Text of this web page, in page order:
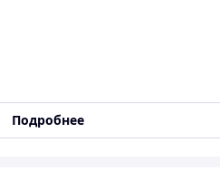
Рессора задняя
Подробнее